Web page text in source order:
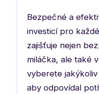
Bezpečné a
investicí pro
zajišťuje nejen
miláčka, ale také
vyberete
aby odpovídal